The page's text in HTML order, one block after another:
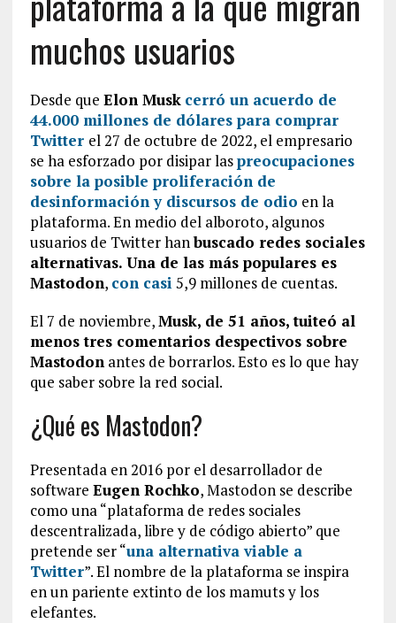
muchos usuarios
Desde que Elon Musk cerró un acuerdo de
44.000 millones de dólares para comprar
Twitter el 27 de octubre de 2022, el empresario
se ha esforzado por disipar laspreocupaciones
sobre la posible proliferación de
desinformación y discursos de odio en la
plataforma. En medio del alboroto, algunos
usuarios de Twitter hanbuscado redes sociales
alternativas. Una de las más populares es
Mastodon, con casi 5,9 millones de cuentas.
El 7 de noviembre,Musk, de 51 años, tuiteó al
menos tres comentarios despectivos sobre
Mastodonantes de borrarlos. Esto es lo que hay
que saber sobre la red social.
¿Qué es Mastodon?
Presentada en 2016 por el desarrollador de
software Eugen Rochko, Mastodon se describe
como una “plataforma de redes sociales
descentralizada, libre y de código abierto” que
pretende ser “una alternativa viable a
Twitter”. El nombre de la plataforma se inspira
en un pariente extinto de los mamuts y los
elefantes.